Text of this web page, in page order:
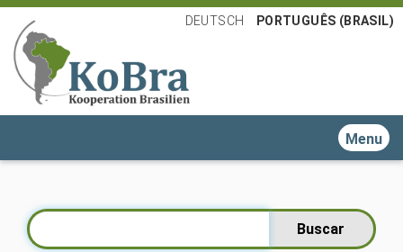
DEUTSCH PORTUGUÊS (BRASIL)
Toggle